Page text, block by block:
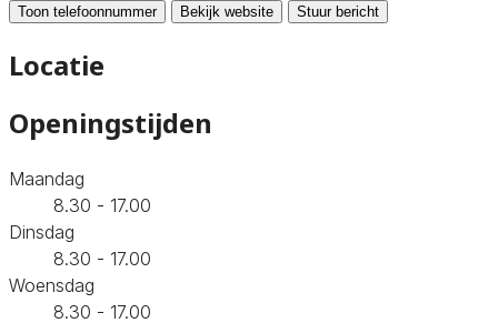
Toon telefoonnummer Bekijk website Stuur bericht
Locatie
Openingstijden
Maandag
8.30 - 17.00
Dinsdag
8.30 - 17.00
Woensdag
8.30 - 17.00